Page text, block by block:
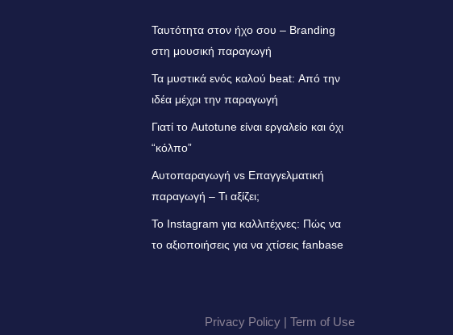
Ταυτότητα στον ήχο σου – Branding
στη μουσική παραγωγή
Τα μυστικά ενός καλού beat: Από την
ιδέα μέχρι την παραγωγή
Γιατί το Autotune είναι εργαλείο και όχι
“κόλπο”
Αυτοπαραγωγή vs Επαγγελματική
παραγωγή – Τι αξίζει;
Το Instagram για καλλιτέχνες: Πώς να
το αξιοποιήσεις για να χτίσεις fanbase
Privacy Policy | Term of Use